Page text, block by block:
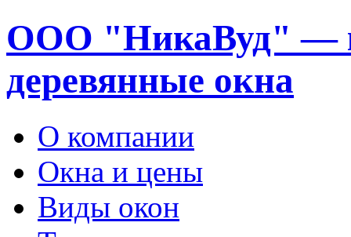
ООО "НикаВуд" —
деревянные окна
О компании
Окна и цены
Виды окон